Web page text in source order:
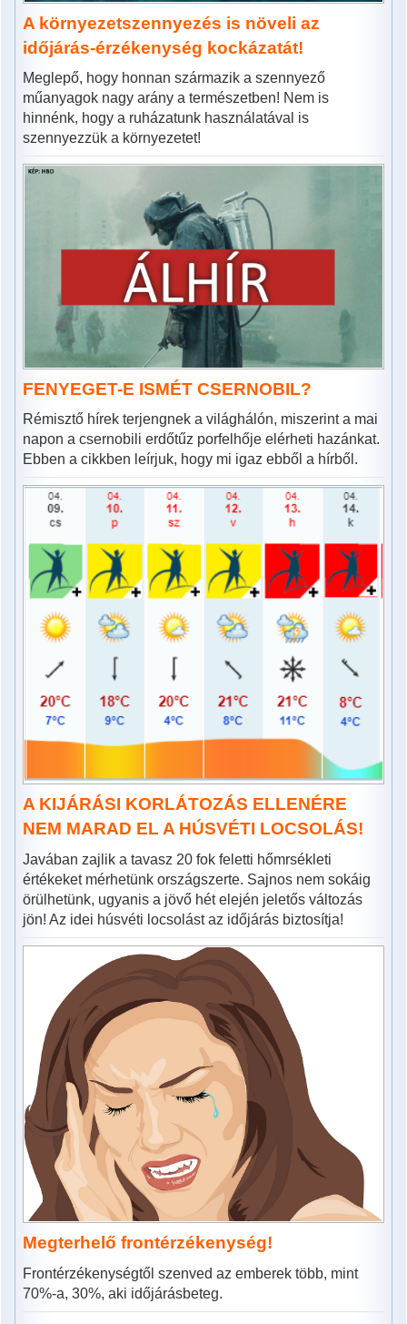
A környezetszennyezés is növeli az
időjárás-érzékenység kockázatát!
Meglepő, hogy honnan származik a szennyező
műanyagok nagy arány a természetben! Nem is
hinnénk, hogy a ruházatunk használatával is
szennyezzük a környezetet!
FENYEGET-E ISMÉT CSERNOBIL?
Rémisztő hírek terjengnek a világhálón, miszerint a mai
napon a csernobili erdőtűz porfelhője elérheti hazánkat.
Ebben a cikkben leírjuk, hogy mi igaz ebből a hírből.
A KIJÁRÁSI KORLÁTOZÁS ELLENÉRE
NEM MARAD EL A HÚSVÉTI LOCSOLÁS!
Javában zajlik a tavasz 20 fok feletti hőmrsékleti
értékeket mérhetünk országszerte. Sajnos nem sokáig
örülhetünk, ugyanis a jövő hét elején jeletős változás
jön! Az idei húsvéti locsolást az időjárás biztosítja!
Megterhelő frontérzékenység!
Frontérzékenységtől szenved az emberek több, mint
70%-a, 30%, aki időjárásbeteg.